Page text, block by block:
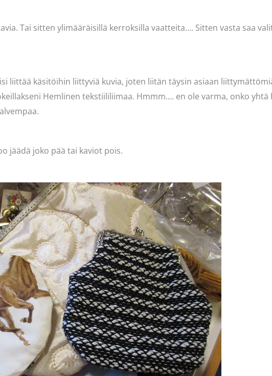
Tai sitten ylimääräisillä kerroksilla vaatteita…. Sitten vasta saa
liittää käsitöihin liittyviä kuvia, joten liitän täysin asiaan
Hemlinen tekstiililiimaa. Hmmm…. en ole varma, onko yhtä
jäädä joko pää tai kaviot pois.